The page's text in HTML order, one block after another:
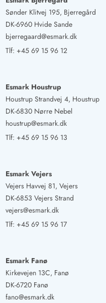
4.5 ud af 5
4.5 ud af 5
4.5 out of 5
07/10/2024
og meget høflig,
tips, oplysninger
Man føler sig tryg og
4.5 ud af 5
4.5 out of 5
23/09/2024
i poolen og badet.
fra meget små til
Sønder Klitvej 195, Bjerregård
DK-6960 Hvide Sande
bjerregaard@esmark.dk
Tlf: +45 69 15 96 12
Esmark Houstrup
Houstrup Strandvej 4, Houstrup
DK-6830 Nørre Nebel
houstrup@esmark.dk
Tlf: +45 69 15 96 13
Esmark Vejers
Vejers Havvej 81, Vejers
DK-6853 Vejers Strand
vejers@esmark.dk
Tlf: +45 69 15 96 17
Esmark Fanø
Kirkevejen 13C, Fanø
DK-6720 Fanø
fano@esmark.dk